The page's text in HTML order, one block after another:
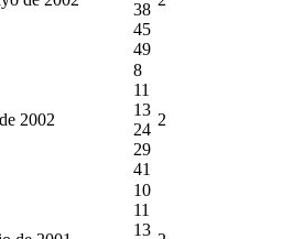
38
45
49
2002
8
11
13
24
29
41
2
10
11
13